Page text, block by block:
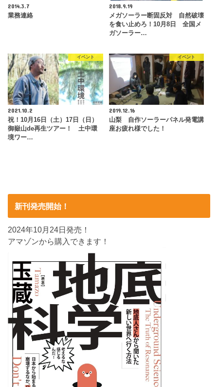
2014.3.7
業務連絡
2018.9.19
メガソーラー断固反対 自然破壊
を食い止めろ！10月8日 全国メ
ガソーラー…
イベント
2021.10.2
祝！10月16日（土）17日（日）
御嶽山de再生ツアー！ 土中環
境ワー…
イベント
2019.12.16
山梨 自作ソーラーパネル発電講
座お疲れ様でした！
新刊発売開始！
2024年10月24日発売！
アマゾンから購入できます！